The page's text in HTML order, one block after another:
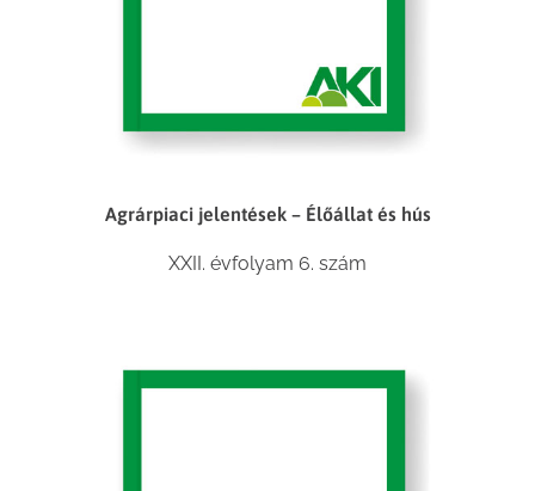
Agrárpiaci jelentések – Élőállat és hús
XXII. évfolyam 6. szám